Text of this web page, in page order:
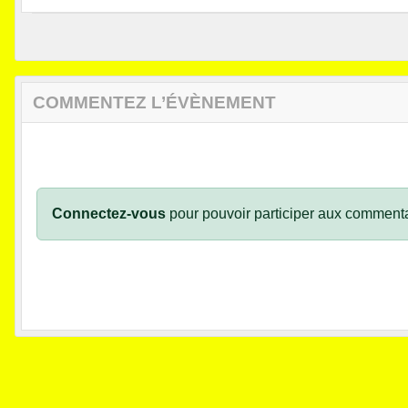
COMMENTEZ L’ÉVÈNEMENT
Connectez-vous pour pouvoir participer aux